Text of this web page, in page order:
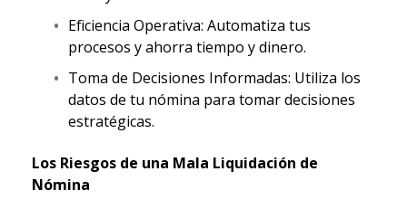
Eficiencia Operativa: Automatiza tus
procesos y ahorra tiempo y dinero.
Toma de Decisiones Informadas: Utiliza los
datos de tu nómina para tomar decisiones
estratégicas.
Los Riesgos de una Mala Liquidación de
Nómina